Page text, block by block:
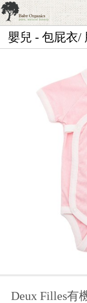
首頁
日本品牌育兒配件
韓國Merebe寶寶配
嬰兒 - 包屁衣/
Deux Filles有